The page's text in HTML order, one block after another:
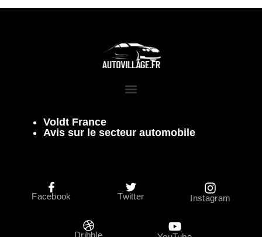
Voldt France
Avis sur le secteur automobile
Facebook Twitter Instagram
Dribble